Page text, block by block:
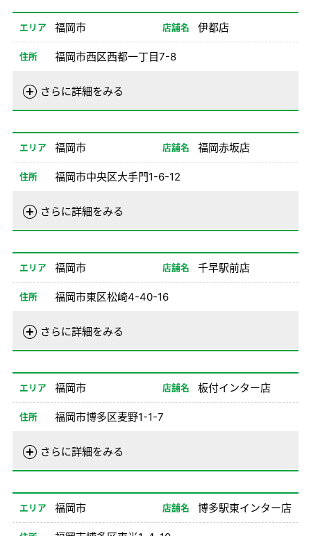
08/26-12/31 08:00-20:00
備考 ※1No不可
エリア 福岡市 店舗名 伊都店
住所 福岡市西区西都一丁目7-8
さらに詳細をみる
電話番号 092-802-0100
08/26-12/31 08:00-20:00
備考
エリア 福岡市 店舗名 福岡赤坂店
住所 福岡市中央区大手門1-6-12
さらに詳細をみる
電話番号 092-771-0100
08/26-12/31 08:00-20:00
備考 ※1、2、8NO不可
エリア 福岡市 店舗名 千早駅前店
住所 福岡市東区松崎4-40-16
さらに詳細をみる
電話番号 092-662-0200
08/26-12/31 08:00-20:00
備考
エリア 福岡市 店舗名 板付インター店
住所 福岡市博多区麦野1-1-7
さらに詳細をみる
電話番号 092-502-5533
08/26-12/31 08:00-20:00
備考
エリア 福岡市 店舗名 博多駅東インター店